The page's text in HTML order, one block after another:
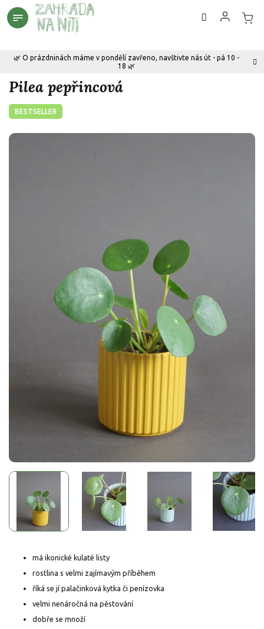
Přejít
na
🌿 O prázdninách máme v pondělí zavřeno, navštivte nás út - pá 10 -
18 🌿
Pilea pepřincová
BESTSELLER
má ikonické kulaté listy
rostlina s velmi zajímavým příběhem
říká se jí palačinková kytka či penízovka
velmi nenáročná na pěstování
dobře se množí